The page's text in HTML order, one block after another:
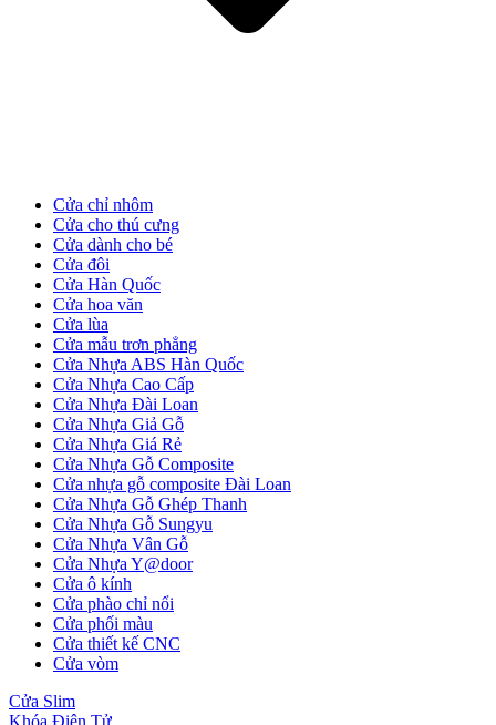
Giới thiệu CEO
Cửa chỉ nhôm
Cửa cho thú cưng
Cửa dành cho bé
Cửa đôi
Cửa Hàn Quốc
Cửa hoa văn
Cửa lùa
Cửa mẫu trơn phẳng
Cửa Nhựa ABS Hàn Quốc
Cửa Nhựa Cao Cấp
Cửa Nhựa Đài Loan
Cửa Nhựa Giả Gỗ
Cửa Nhựa Giá Rẻ
Cửa Nhựa Gỗ Composite
Cửa nhựa gỗ composite Đài Loan
Cửa Nhựa Gỗ Ghép Thanh
Cửa Nhựa Gỗ Sungyu
Cửa Nhựa Vân Gỗ
Cửa Nhựa Y@door
Cửa ô kính
Cửa phào chỉ nổi
Cửa phối màu
Cửa thiết kế CNC
Cửa vòm
Cửa Slim
Khóa Điện Tử